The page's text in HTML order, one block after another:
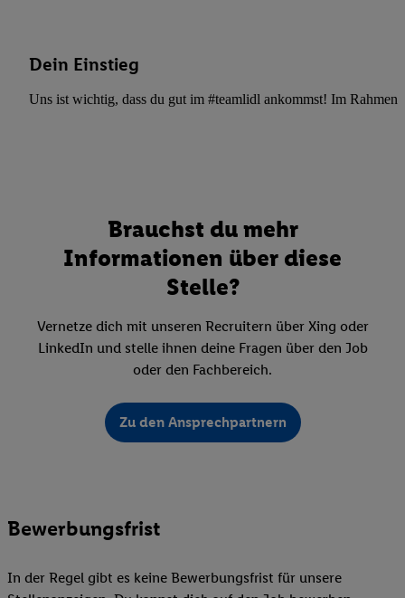
Dein Einstieg
Uns ist wichtig, dass du gut im #teamlidl ankommst! Im Rahmen
Brauchst du mehr
Informationen über diese
Stelle?
Vernetze dich mit unseren Recruitern über Xing oder
LinkedIn und stelle ihnen deine Fragen über den Job
oder den Fachbereich.
Zu den Ansprechpartnern
Bewerbungsfrist
In der Regel gibt es keine Bewerbungsfrist für unsere